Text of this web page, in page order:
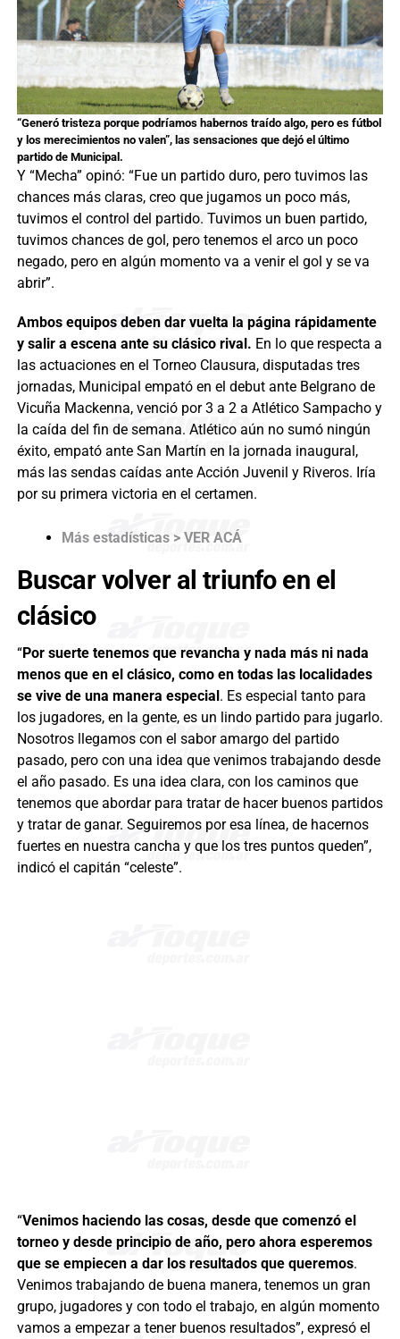
“Generó tristeza porque podríamos habernos traído algo, pero es fútbol
y los merecimientos no valen”, las sensaciones que dejó el último
partido de Municipal.
Y “Mecha” opinó: “Fue un partido duro, pero tuvimos las
chances más claras, creo que jugamos un poco más,
tuvimos el control del partido. Tuvimos un buen partido,
tuvimos chances de gol, pero tenemos el arco un poco
negado, pero en algún momento va a venir el gol y se va
abrir”.
Ambos equipos deben dar vuelta la página rápidamente
y salir a escena ante su clásico rival. En lo que respecta a
las actuaciones en el Torneo Clausura, disputadas tres
jornadas, Municipal empató en el debut ante Belgrano de
Vicuña Mackenna, venció por 3 a 2 a Atlético Sampacho y
la caída del fin de semana. Atlético aún no sumó ningún
éxito, empató ante San Martín en la jornada inaugural,
más las sendas caídas ante Acción Juvenil y Riveros. Iría
por su primera victoria en el certamen.
Más estadísticas > VER ACÁ
Buscar volver al triunfo en el
clásico
“Por suerte tenemos que revancha y nada más ni nada
menos que en el clásico, como en todas las localidades
se vive de una manera especial. Es especial tanto para
los jugadores, en la gente, es un lindo partido para jugarlo.
Nosotros llegamos con el sabor amargo del partido
pasado, pero con una idea que venimos trabajando desde
el año pasado. Es una idea clara, con los caminos que
tenemos que abordar para tratar de hacer buenos partidos
y tratar de ganar. Seguiremos por esa línea, de hacernos
fuertes en nuestra cancha y que los tres puntos queden”,
indicó el capitán “celeste”.
“Venimos haciendo las cosas, desde que comenzó el
torneo y desde principio de año, pero ahora esperemos
que se empiecen a dar los resultados que queremos.
Venimos trabajando de buena manera, tenemos un gran
grupo, jugadores y con todo el trabajo, en algún momento
vamos a empezar a tener buenos resultados”, expresó el